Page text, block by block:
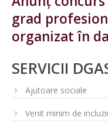
grad
organizat în
SERVICII
Ajutoare sociale
Venit minim de